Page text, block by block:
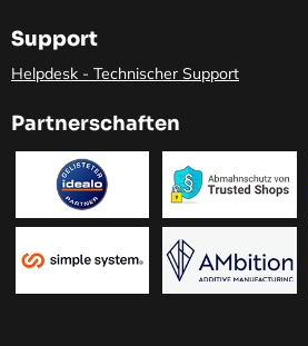
Support
Helpdesk - Technischer Support
Partnerschaften